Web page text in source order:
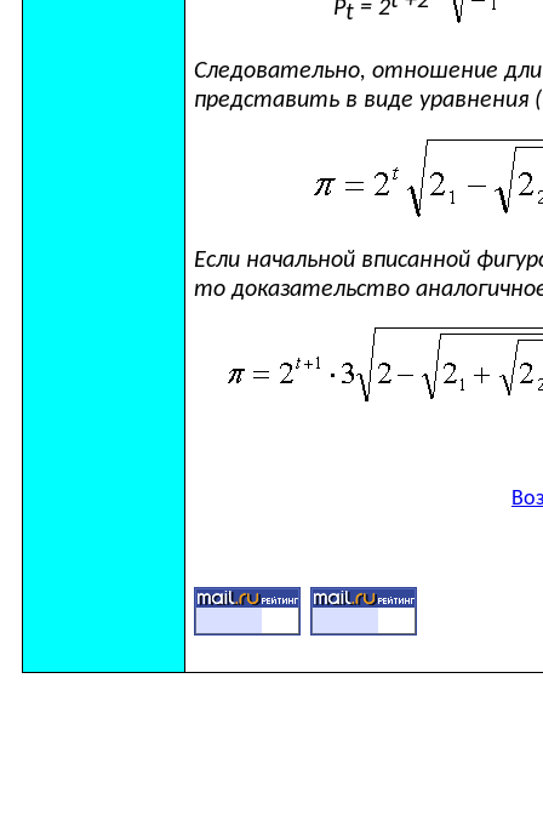
Рt = 2
Следовательно, отношение
представить в виде уравнения
Если начальной вписанной
то доказательство